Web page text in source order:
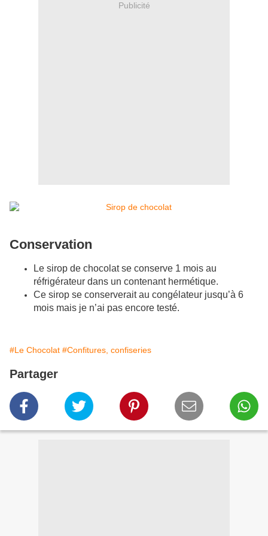
Publicité
Conservation
Le sirop de chocolat se conserve 1 mois au
réfrigérateur dans un contenant hermétique.
Ce sirop se conserverait au congélateur jusqu’à 6
mois mais je n’ai pas encore testé.
#Le Chocolat #Confitures, confiseries
Partager